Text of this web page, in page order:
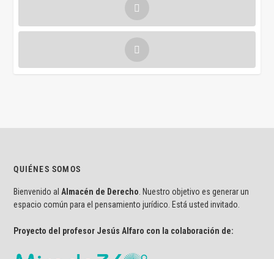
QUIÉNES SOMOS
Bienvenido al Almacén de Derecho . Nuestro objetivo es generar un
espacio común para el pensamiento jurídico. Está usted invitado.
Proyecto del profesor Jesús Alfaro con la colaboración de: